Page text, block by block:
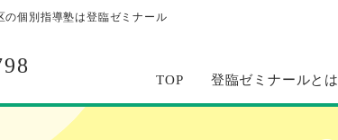
個別指導塾は登臨ゼミナール
TOP 登臨ゼミナールとは